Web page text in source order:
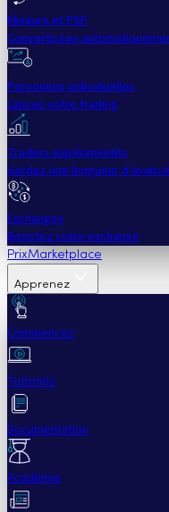
Mineurs et PSP
Convertissez
Personnes individuelles
Lancez votre trading
Traders expérimentés
Gardez une longueur
Exchanges
Boostez votre exchange
PrixMarketplace
Apprenez
Commencez
Tutoriels
Documentation
Académie